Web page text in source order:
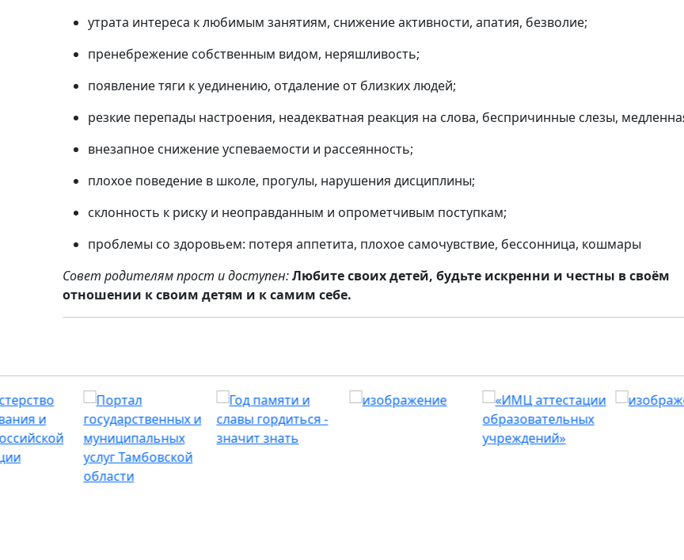
утрата интереса к любимым занятиям, снижение активности, апатия, безволие;
пренебрежение собственным видом, неряшливость;
появление тяги к уединению, отдаление от близких людей;
резкие перепады настроения, неадекватная реакция на слова, беспричинные слезы,
внезапное снижение успеваемости и рассеянность;
плохое поведение в школе, прогулы, нарушения дисциплины;
склонность к риску и неоправданным и опрометчивым поступкам;
проблемы со здоровьем: потеря аппетита, плохое самочувствие, бессонница, кошмары
Совет родителям прост и доступен:Любите своих детей, будьте искренни и честны в своём
отношении к своим детям и к самим себе.